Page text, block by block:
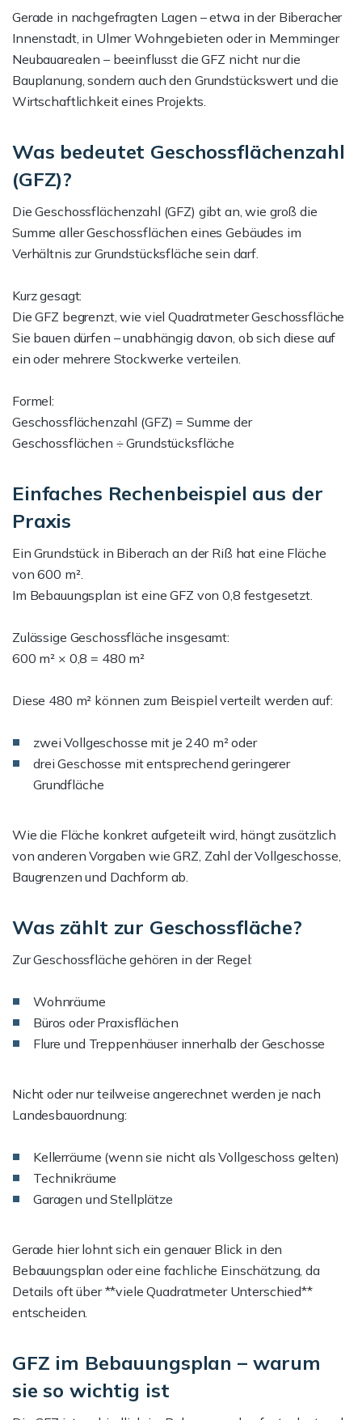
Gerade in nachgefragten Lagen – etwa in der Biberacher
Innenstadt, in Ulmer Wohngebieten oder in Memminger
Neubauarealen – beeinflusst die GFZ nicht nur die
Bauplanung, sondern auch den Grundstückswert und die
Wirtschaftlichkeit eines Projekts.
Was bedeutet Geschossflächenzahl
(GFZ)?
Die Geschossflächenzahl (GFZ) gibt an, wie groß die
Summe aller Geschossflächen eines Gebäudes im
Verhältnis zur Grundstücksfläche sein darf.
Kurz gesagt:
Die GFZ begrenzt, wie viel Quadratmeter Geschossfläche
Sie bauen dürfen – unabhängig davon, ob sich diese auf
ein oder mehrere Stockwerke verteilen.
Formel:
Geschossflächenzahl (GFZ) = Summe der
Geschossflächen ÷ Grundstücksfläche
Einfaches Rechenbeispiel aus der
Praxis
Ein Grundstück in Biberach an der Riß hat eine Fläche
von 600 m².
Im Bebauungsplan ist eine GFZ von 0,8 festgesetzt.
Zulässige Geschossfläche insgesamt:
600 m² × 0,8 = 480 m²
Diese 480 m² können zum Beispiel verteilt werden auf:
zwei Vollgeschosse mit je 240 m² oder
drei Geschosse mit entsprechend geringerer
Grundfläche
Wie die Fläche konkret aufgeteilt wird, hängt zusätzlich
von anderen Vorgaben wie GRZ, Zahl der Vollgeschosse,
Baugrenzen und Dachform ab.
Was zählt zur Geschossfläche?
Zur Geschossfläche gehören in der Regel:
Wohnräume
Büros oder Praxisflächen
Flure und Treppenhäuser innerhalb der Geschosse
Nicht oder nur teilweise angerechnet werden je nach
Landesbauordnung:
Kellerräume (wenn sie nicht als Vollgeschoss gelten)
Technikräume
Garagen und Stellplätze
Gerade hier lohnt sich ein genauer Blick in den
Bebauungsplan oder eine fachliche Einschätzung, da
Details oft über **viele Quadratmeter Unterschied**
entscheiden.
GFZ im Bebauungsplan – warum
sie so wichtig ist